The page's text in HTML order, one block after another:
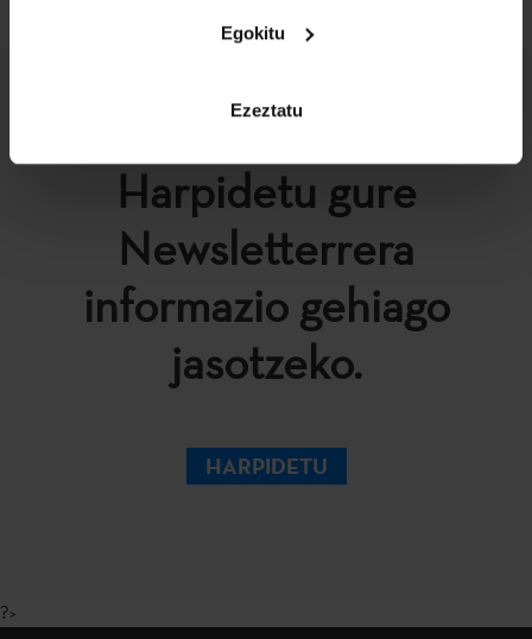
Egokitu
Ezeztatu
Harpidetu gure
Newsletterrera
informazio gehiago
jasotzeko.
HARPIDETU
?>